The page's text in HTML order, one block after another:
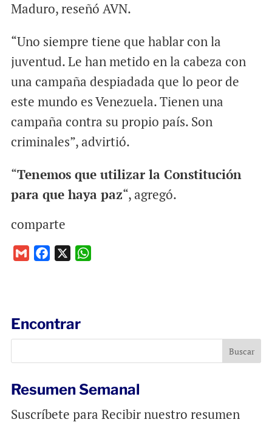
Maduro, reseñó AVN.
“Uno siempre tiene que hablar con la
juventud. Le han metido en la cabeza con
una campaña despiadada que lo peor de
este mundo es Venezuela. Tienen una
campaña contra su propio país. Son
criminales”, advirtió.
“Tenemos que utilizar la Constitución
para que haya paz“, agregó.
comparte
o
k
p
Encontrar
Resumen Semanal
Suscríbete para Recibir nuestro resumen